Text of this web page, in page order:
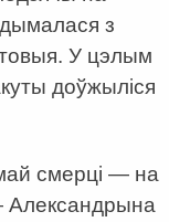
з
У цэлым
доўжыліся
смерці — на
Александрына